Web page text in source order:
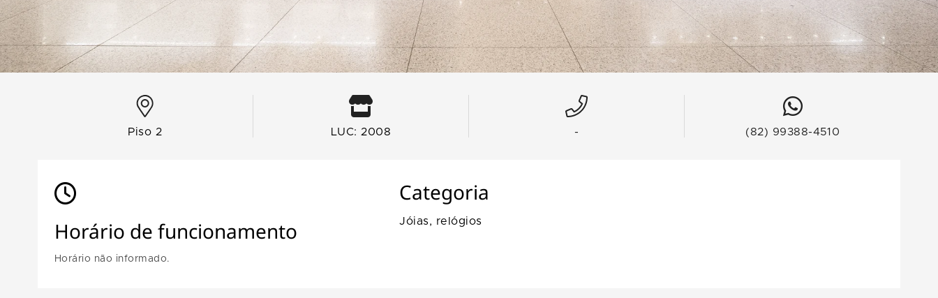
Piso 2 LUC: 2008 - (82) 99388-4510
Horário de funcionamento
Horário não informado.
Categoria
Jóias, relógios